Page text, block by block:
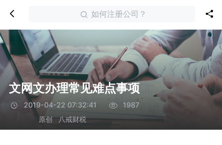
如何注册公司？
文网文办理常见难点事项
2019-04-22 07:32:41
1987
原创
八戒财税